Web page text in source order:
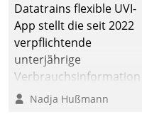
Datatrains flexible UVI-
App stellt die seit 2022
verpflichtende
unterjährige
Verbrauchsinformation
schnell, zuverlässig und
Nadja Hußmann